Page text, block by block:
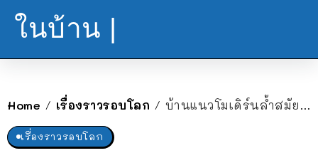
ในบ้าน |
Home / เรื่องราวรอบโลก / บ้านแนวโมเดิร์นล้ำสมัย ผสมผสานวัสดุก่อสร้างอย่างลงตัวและมีสไตล์
เรื่องราวรอบโลก